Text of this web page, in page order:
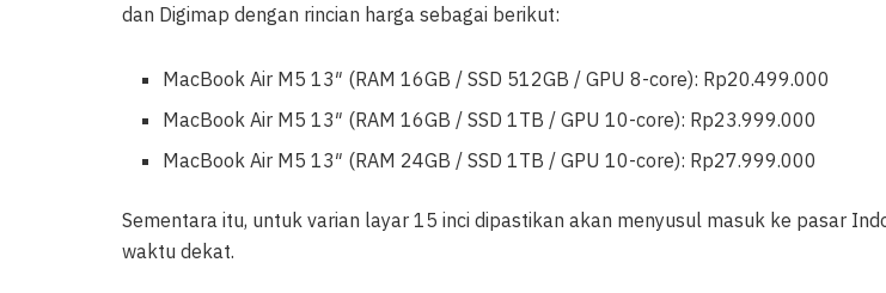
dan Digimap dengan rincian harga sebagai berikut:
MacBook Air M5 13″ (RAM 16GB / SSD 512GB / GPU 8-core): Rp20.499.000
MacBook Air M5 13″ (RAM 16GB / SSD 1TB / GPU 10-core): Rp23.999.000
MacBook Air M5 13″ (RAM 24GB / SSD 1TB / GPU 10-core): Rp27.999.000
Sementara itu, untuk varian layar 15 inci dipastikan akan menyusul masuk ke pasar
waktu dekat.